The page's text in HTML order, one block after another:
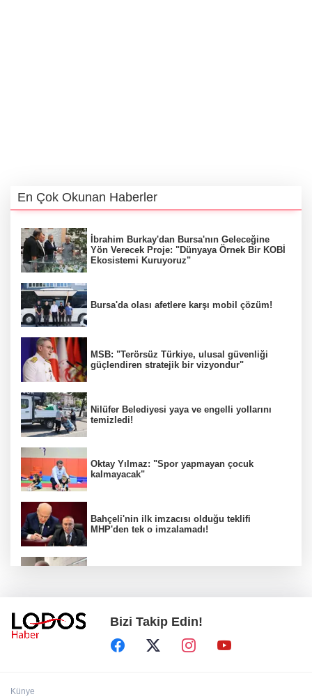
En Çok Okunan Haberler
İbrahim Burkay'dan Bursa'nın Geleceğine
Yön Verecek Proje: "Dünyaya Örnek Bir KOBİ
Ekosistemi Kuruyoruz"
Bursa'da olası afetlere karşı mobil çözüm!
MSB: "Terörsüz Türkiye, ulusal güvenliği
güçlendiren stratejik bir vizyondur"
Nilüfer Belediyesi yaya ve engelli yollarını
temizledi!
Oktay Yılmaz: "Spor yapmayan çocuk
kalmayacak"
Bahçeli'nin ilk imzacısı olduğu teklifi
MHP'den tek o imzalamadı!
Zafer Partisi Genel Başkanı Özdağ:
eminim."!
Bizi Takip Edin!
Künye